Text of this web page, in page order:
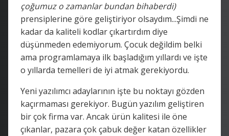
çoğumuz o zamanlar bundan bihaberdi)
prensiplerine göre geliştiriyor olsaydım...Şimdi ne
kadar da kaliteli kodlar çıkartırdım diye
düşünmeden edemiyorum. Çocuk değildim belki
ama programlamaya ilk başladığım yıllardı ve işte
o yıllarda temelleri de iyi atmak gerekiyordu.
Yeni yazılımcı adaylarının işte bu noktayı gözden
kaçırmaması gerekiyor. Bugün yazılım geliştiren
bir çok firma var. Ancak ürün kalitesi ile öne
çıkanlar, pazara çok çabuk değer katan özellikler